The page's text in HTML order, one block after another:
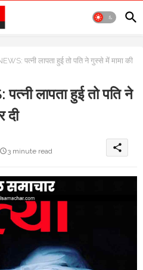
पत्नी लापता हुई तो पति ने गुस्से में मामा की
लापता हुई तो पति ने
दी
3 minute read share